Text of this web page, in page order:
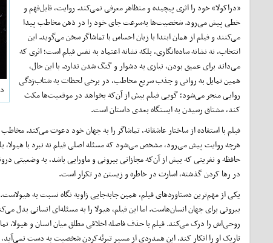
«دراکولا» خود را اثری پیچیده و متظاهر معرفی نمی‌کند. روایت، قابل‌فهم و
خطی پیش می‌رود. شخصیت‌ها به‌سرعت جای خود را در ذهن مخاطب پیدا
می‌کنند و فیلم از همان ابتدا با زبان احساس با تماشاگر سخن می‌گوید. این
انتخاب، نه نشانه ساده‌انگاری، بلکه نشانه اعتماد به ‌نفس فیلم است؛ اثری که
می‌داند برای عمیق بودن، نیازی به دشوار و گنگ شدن ندارد. با این حال،
همین تمایل به روانی و جذب سریع مخاطب، در برخی لحظات به شتاب‌زدگی
روایی منجر می‌شود؛ گویی فیلم بیش از آن‌که بخواهد در موقعیت‌ها مکث
کند، مشتاق رسیدن به ایستگاه بعدی داستان است.
فیلم با استفاده از ساختار عاشقانه، تماشاگر را به جهان خود دعوت می‌کند.
هرچه روایت پیش می‌رود، مشخص می‌شود که مسئله اصلی فیلم نه نبرد با هیولا،
حافظه و نفرینی که بیش از آن‌که مجازاتی بیرونی و ماورایی باشد، به وضعیتی
در رها کردن گذشته، اسارت در خاطره و زیستن در تکرار است.
یکی از مهم‌ترین دستاوردهای فیلم، همین جابه‌جایی زاویه نگاه نسبت به
بیرونی برای جهان انسان‌هاست. اما این فیلم، هیولا را به مسئله‌ای انسانی بدل
روحی‌اش را درک می‌کند. فیلم با حذف فاصله اخلاقی مطلق میان انسان و هیولا،
تاریک او را انکار کند. این همدردی از مسیر تبرئه‌کردن شخصیت به دست